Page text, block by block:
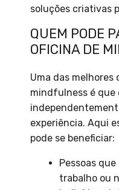
soluções criativas
QUEM PODE
OFICINA DE
Uma das
mindfulness é que
experiência. Aqui
pode se beneficiar:
Pessoas
trabalho ou